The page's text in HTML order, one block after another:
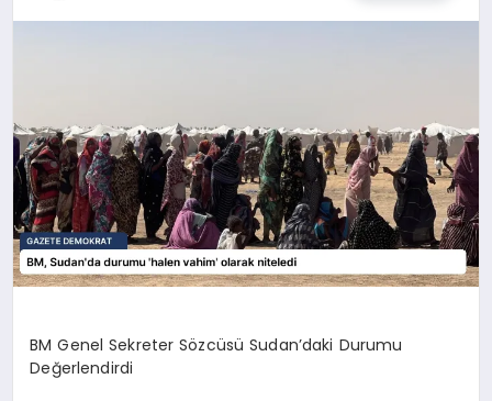
BM Genel Sekreter Sözcüsü Sudan’daki Durumu
Değerlendirdi